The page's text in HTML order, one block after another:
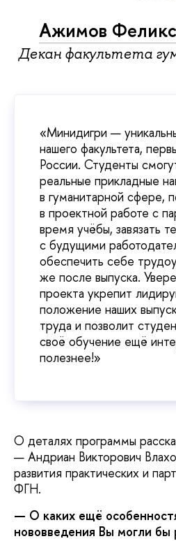
Ажимов Феликс
Декан факультета
«Минидигри —
нашего факультета,
России. Студенты
реальные прикладные
в гуманитарной сфере,
в проектной работе с
время учёбы, завязать
с будущими
обеспечить себе
же после выпуска.
проекта укрепит
положение наших
труда и позволит
своё обучение ещё
полезнее!»
О деталях программы
— Андриан Викторович
развития практических и
ФГН.
— О каких ещё
нововведения Вы могли бы